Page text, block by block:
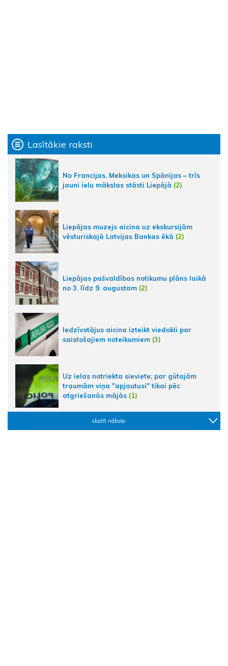
Lasītākie raksti
No Francijas, Meksikas un Spānijas – trīs
jauni ielu mākslas stāsti Liepājā (2)
Liepājas muzejs aicina uz ekskursijām
vēsturiskajā Latvijas Bankas ēkā (2)
Liepājas pašvaldības notikumu plāns laikā
no 3. līdz 9. augustam (2)
Iedzīvotājus aicina izteikt viedokli par
saistošajiem noteikumiem (3)
Uz ielas notriekta sieviete; par gūtajām
traumām viņa "apjautusi" tikai pēc
atgriešanās mājās (1)
skatīt nākošo